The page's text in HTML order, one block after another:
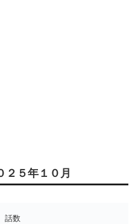
２５年１０月
話数